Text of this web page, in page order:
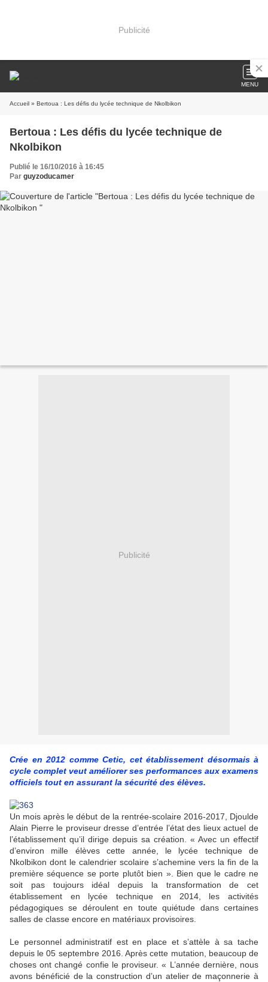
Publicité
MENU
Accueil » Bertoua : Les défis du lycée technique de Nkolbikon
Bertoua : Les défis du lycée technique de
Nkolbikon
Publié le 16/10/2016 à 16:45
Par guyzoducamer
Publicité
Crée en 2012 comme Cetic, cet établissement désormais à
cycle complet veut améliorer ses performances aux examens
officiels tout en assurant la sécurité des élèves.
Un mois après le début de la rentrée-scolaire 2016-2017, Djoulde
Alain Pierre le proviseur dresse d’entrée l’état des lieux actuel de
l’établissement qu’il dirige depuis sa création. « Avec un effectif
d’environ mille élèves cette année, le lycée technique de
Nkolbikon dont le calendrier scolaire s’achemine vers la fin de la
première séquence se porte plutôt bien ». Bien que le cadre ne
soit pas toujours idéal depuis la transformation de cet
établissement en lycée technique en 2014, les activités
pédagogiques se déroulent en toute quiétude dans certaines
salles de classe encore en matériaux provisoires.
Le personnel administratif est en place et s’attèle à sa tache
depuis le 05 septembre 2016. Après cette mutation, beaucoup de
choses ont changé confie le proviseur. « L’année dernière, nous
avons bénéficié de la construction d’un atelier de maçonnerie à